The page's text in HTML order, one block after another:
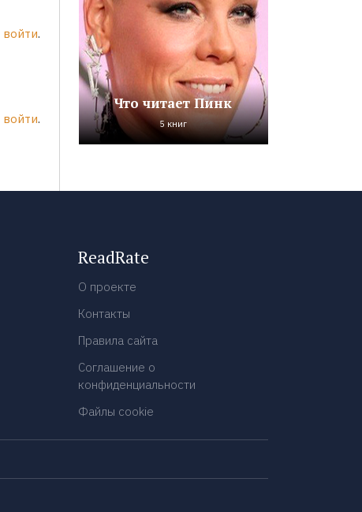
войти.
войти.
Что читает Пинк
5 книг
ReadRate
О проекте
Контакты
Правила сайта
Соглашение о
конфиденциальности
Файлы cookie